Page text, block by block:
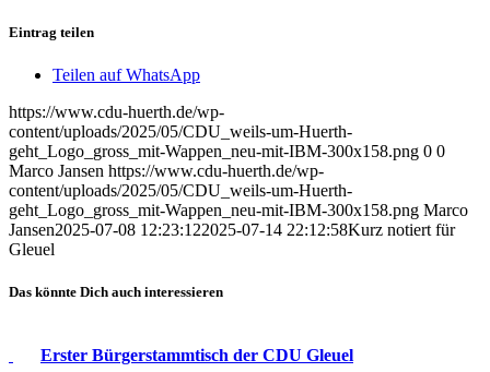
Eintrag teilen
Teilen auf WhatsApp
https://www.cdu-huerth.de/wp-
content/uploads/2025/05/CDU_weils-um-Huerth-
geht_Logo_gross_mit-Wappen_neu-mit-IBM-300x158.png 0 0
Marco Jansen https://www.cdu-huerth.de/wp-
content/uploads/2025/05/CDU_weils-um-Huerth-
geht_Logo_gross_mit-Wappen_neu-mit-IBM-300x158.png Marco
Jansen2025-07-08 12:23:122025-07-14 22:12:58Kurz notiert für
Gleuel
Das könnte Dich auch interessieren
Erster Bürgerstammtisch der CDU Gleuel